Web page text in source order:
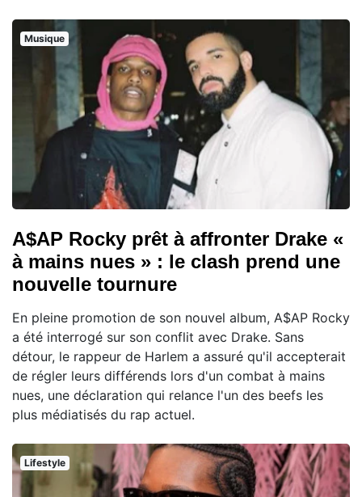
Musique
A$AP Rocky prêt à affronter Drake «
à mains nues » : le clash prend une
nouvelle tournure
En pleine promotion de son nouvel album, A$AP Rocky
a été interrogé sur son conflit avec Drake. Sans
détour, le rappeur de Harlem a assuré qu'il accepterait
de régler leurs différends lors d'un combat à mains
nues, une déclaration qui relance l'un des beefs les
plus médiatisés du rap actuel.
Lifestyle